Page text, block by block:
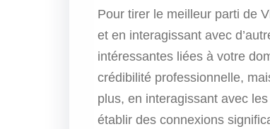
Pour tirer le meilleur parti de
et en interagissant avec
intéressantes liées à votre
crédibilité professionnelle,
plus, en interagissant avec
établir des connexions